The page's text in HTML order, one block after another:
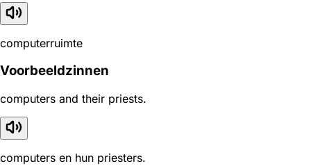
computerruimte
Voorbeeldzinnen
computers and their priests.
computers en hun priesters.